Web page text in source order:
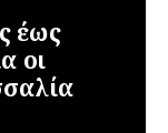
έως
οι